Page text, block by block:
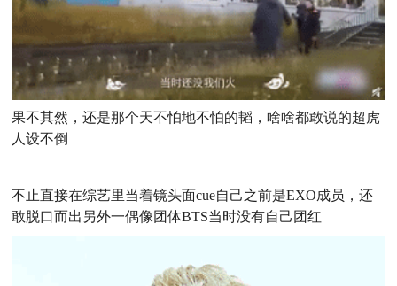
果不其然，还是那个天不怕地不怕的韬，啥啥都敢说的超虎
人设不倒
不止直接在综艺里当着镜头面cue自己之前是EXO成员，还
敢脱口而出另外一偶像团体BTS当时没有自己团红